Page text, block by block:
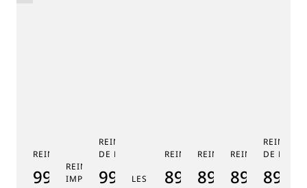
REINE DE NAPLES 9915
9915BB/58/964
REINE DE NAPLES PERLES
IMPÉRIALES
REINE DE NAPLES PHASE
DE LUNE 9935
9935BH/4Y/J40
LES JARDINS DU PETIT TRIANON
REINE DE NAPLES 8925
8925BH/5W/J40
REINE DE NAPLES 8918
8918BB/5D/
REINE DE
8938BB/
REINE
DE LUNE